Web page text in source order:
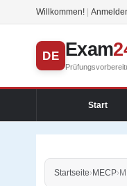
Willkommen!
DE Exam
Start
Startseite›MECP›